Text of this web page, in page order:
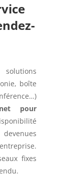
solutions
boîte
pour
fixes